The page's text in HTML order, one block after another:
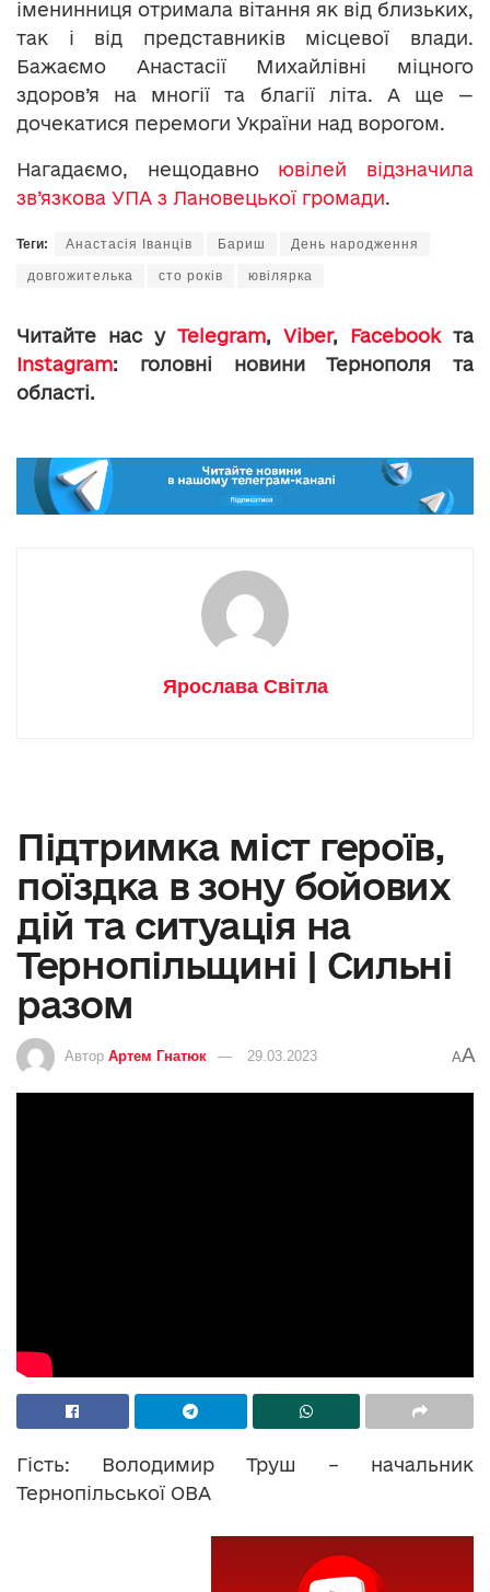
іменинниця отримала вітання як від близьких,
так і від представників місцевої влади.
Бажаємо Анастасії Михайлівні міцного
здоров’я на многії та благії літа. А ще —
дочекатися перемоги України над ворогом.
Нагадаємо, нещодавно ювілей відзначила
зв’язкова УПА з Лановецької громади.
Теги: Анастасія Іванців Бариш День народження
довгожителька сто років ювілярка
Читайте нас у Telegram, Viber, Facebookта
Instagram: головні новини Тернополя та
області.
Ярослава Світла
Підтримка міст героїв,
поїздка в зону бойових
дій та ситуація на
Тернопільщині | Сильні
разом
Автор Артем Гнатюк 29.03.2023 AA
Гість: Володимир Труш – начальник
Тернопільської ОВА